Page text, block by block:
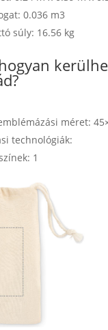
0.036 m3
súly: 16.56 kg
méret:
technológiák:
1